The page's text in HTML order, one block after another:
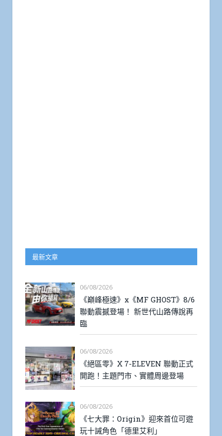
最新文章
06/08/2026
《巔峰極速》x《MF GHOST》8/6
聯動震撼登場！ 新世代山路傳說再
臨
06/08/2026
《絕區零》X 7-ELEVEN 聯動正式
開跑！主題門市、實體周邊登場
06/08/2026
《七大罪：Origin》迎來首位可遊
玩十誡角色「德里艾利」